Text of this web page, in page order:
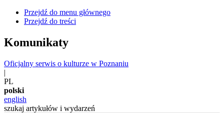
Przejdź do menu głównego
Przejdź do treści
Komunikaty
Oficjalny serwis o kulturze w Poznaniu
|
PL
polski
english
szukaj artykułów i wydarzeń